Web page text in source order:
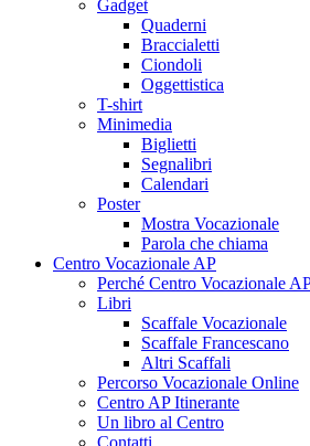
Gadget
Quaderni
Braccialetti
Ciondoli
Oggettistica
T-shirt
Minimedia
Biglietti
Segnalibri
Calendari
Poster
Mostra Vocazionale
Parola che chiama
Centro Vocazionale AP
Perché Centro Vocazionale
Libri
Scaffale Vocazionale
Scaffale Francescano
Altri Scaffali
Percorso Vocazionale Online
Centro AP Itinerante
Un libro al Centro